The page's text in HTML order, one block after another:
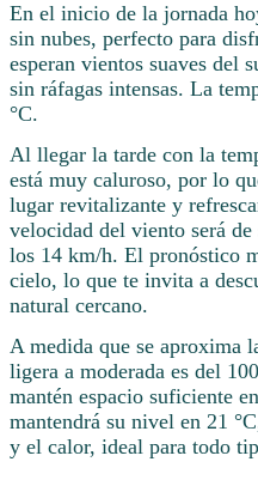
En el inicio de la jornada
sin nubes, perfecto para
esperan vientos suaves del
sin ráfagas intensas. La
°C.
Al llegar la tarde con la
está muy caluroso, por lo
lugar revitalizante y
velocidad del viento será
los 14 km/h. El pronóstico
cielo, lo que te invita a
natural cercano.
A medida que se aproxima
ligera a moderada es del
mantén espacio suficiente
mantendrá su nivel en 21
y el calor, ideal para todo